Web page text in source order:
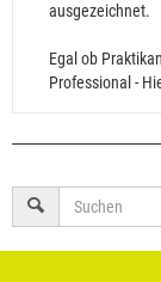
ausgezeichnet.
Egal ob
Professional -